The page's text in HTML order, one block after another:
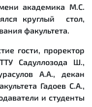
академика М.С.
круглый стол,
факультета.
гости, проректор
Садуллозода Ш.,
А.А., декан
Гадоев С.А.,
и студенты